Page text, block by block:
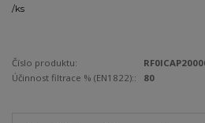
/ks
Číslo produktu:
Účinnost filtrace % (EN1822)::
80